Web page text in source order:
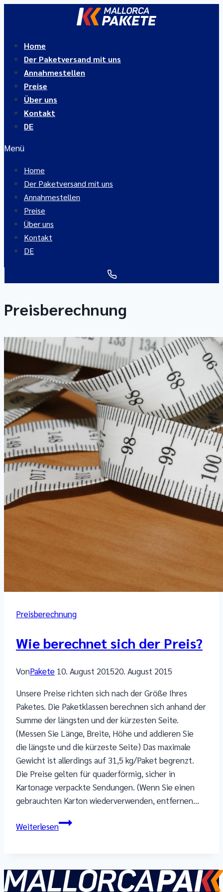
Home
Der Paketversand mit uns
Annahmestellen
Preise
Über uns
Kontakt
DE
Menü
Home
Der Paketversand mit uns
Annahmestellen
Preise
Über uns
Kontakt
DE
Preisberechnung
Preisberechnung
Wie berechnet sich der Preis?
VonPakete 10. August 201520. August 2015
Unsere Preise richten sich nach der Größe Ihres
Paketes. Die Paketklassen berechnen sich anhand der
Summe der längsten und der kürzesten Seite.
(Messen Sie Länge, Breite, Höhe und addieren Sie
die längste und die kürzeste Seite) Das maximale
Gewicht ist allerdings auf 31,5 kg/Paket begrenzt.
Die Preise gelten für quaderförmig, sicher in
Kartonage verpackte Sendungen. (Wenn Sie einen
gebrauchten Karton wiederverwenden, entfernen…
WeiterlesenWie
Preis?